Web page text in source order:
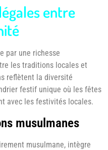
entre
par une richesse
les traditions locales et
reflètent la diversité
festif unique où les fêtes
avec les festivités locales.
musulmanes
musulmane, intègre